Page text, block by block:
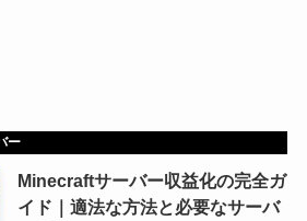
ー
Minecraftサーバー収益化の完全ガ
イド｜適法な方法と必要なサーバ